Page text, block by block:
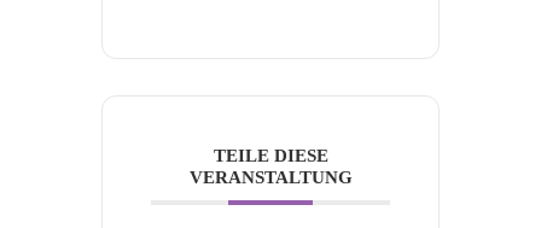
TEILE DIESE
VERANSTALTUNG